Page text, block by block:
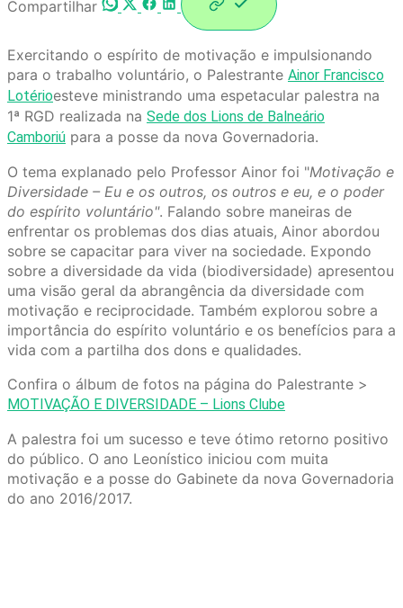
Compartilhar
Exercitando o espírito de motivação e impulsionando
para o trabalho voluntário, o Palestrante Ainor Francisco
Lotérioesteve ministrando uma espetacular palestra na
1ª RGD realizada na Sede dos Lions de Balneário
Camboriú para a posse da nova Governadoria.
O tema explanado pelo Professor Ainor foi "Motivação e
Diversidade – Eu e os outros, os outros e eu, e o poder
do espírito voluntário". Falando sobre maneiras de
enfrentar os problemas dos dias atuais, Ainor abordou
sobre se capacitar para viver na sociedade. Expondo
sobre a diversidade da vida (biodiversidade) apresentou
uma visão geral da abrangência da diversidade com
motivação e reciprocidade. Também explorou sobre a
importância do espírito voluntário e os benefícios para a
vida com a partilha dos dons e qualidades.
Confira o álbum de fotos na página do Palestrante >
MOTIVAÇÃO E DIVERSIDADE – Lions Clube
A palestra foi um sucesso e teve ótimo retorno positivo
do público. O ano Leonístico iniciou com muita
motivação e a posse do Gabinete da nova Governadoria
do ano 2016/2017.